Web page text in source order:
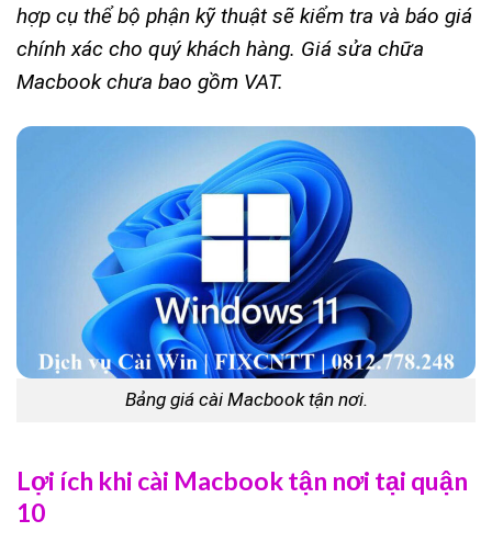
hợp cụ thể bộ phận kỹ thuật sẽ kiểm tra và báo giá
chính xác cho quý khách hàng. Giá sửa chữa
Macbook chưa bao gồm VAT.
Bảng giá cài Macbook tận nơi.
Lợi ích khi cài Macbook tận nơi tại quận
10